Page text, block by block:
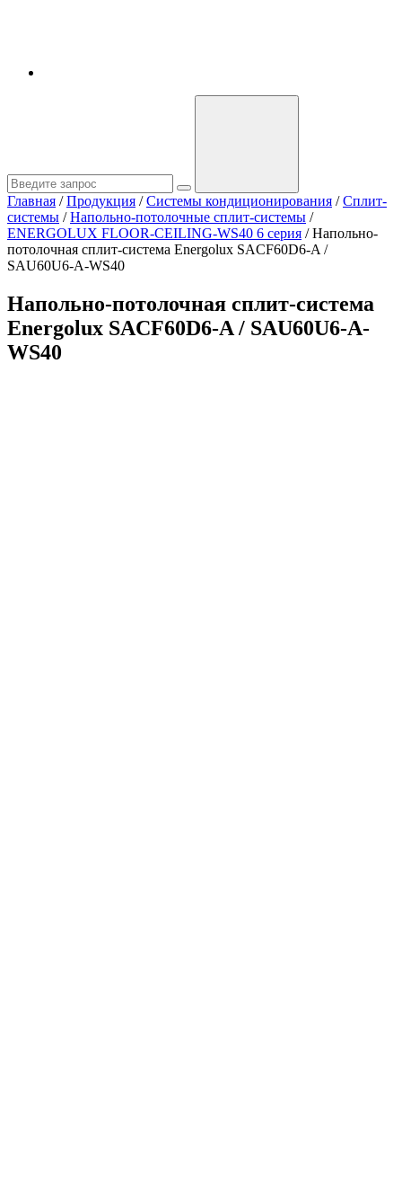
Главная / Продукция / Системы кондиционирования / Сплит-
системы / Напольно-потолочные сплит-системы /
ENERGOLUX FLOOR-CEILING-WS40 6 серия /Напольно-
потолочная сплит-система Energolux SAСF60D6-A /
SAU60U6-A-WS40
Напольно-потолочная сплит-система
Energolux SAСF60D6-A / SAU60U6-A-
WS40